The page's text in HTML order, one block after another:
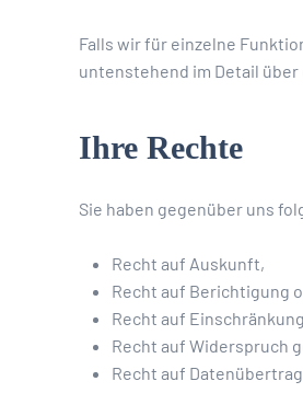
Falls wir für einzelne
untenstehend im Detail
Ihre Rechte
Sie haben gegenüber uns
Recht auf Auskunft,
Recht auf Berichtigung
Recht auf
Recht auf Widerspruch
Recht auf